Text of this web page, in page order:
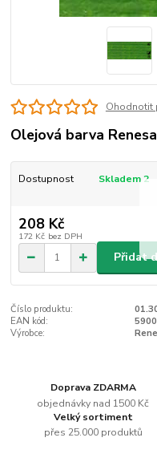
Ohodnotit
Olejová barva
Dostupnost Skladem 2
208 Kč
172 Kč bez DPH
Přidat
Číslo produktu:
EAN kód:
Výrobce:
Doprava ZDARMA
objednávky nad 1500 Kč
Velký sortiment
přes 25.000 produktů